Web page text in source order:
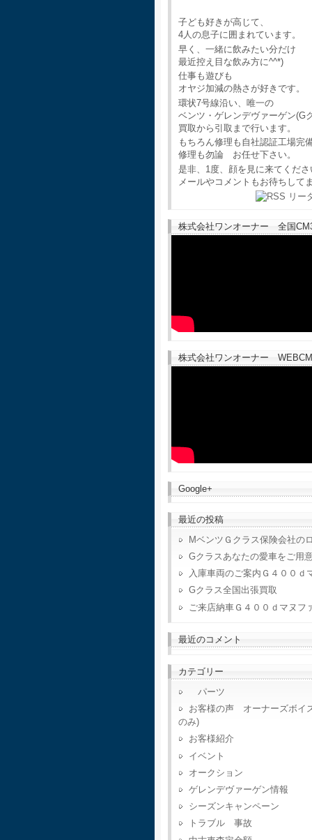
子ども好きが高じて、
4人の息子に囲まれています。
早く、一緒に飲みたい分だけ
最近控え目な飲み方に^^*)
仕事も遊びも
オヤジ加減の熱さが好きです。
環状7号線沿い、唯一の
ベンツ・ゲレンデヴァーゲン(G
買取から引取まで行います。
もちろん修理も自社認証工場完
修理も勿論 お任せ下さい。
是非、1度、顔を見に来てくださ
メールやコメントもお待ちしてま
株式会社ワンオーナー 全国
株式会社ワンオーナー
Google+
最近の投稿
MベンツＧクラス保険会社の
Gクラスあなたの愛車をご用
入庫車両のご案内Ｇ４００ｄ
Gクラス全国出張買取
ご来店納車Ｇ４００ｄマヌフ
最近のコメント
カテゴリー
パーツ
お客様の声 オーナーズボイ
のみ)
お客様紹介
イベント
オークション
ゲレンデヴァーゲン情報
シーズンキャンペーン
トラブル 事故